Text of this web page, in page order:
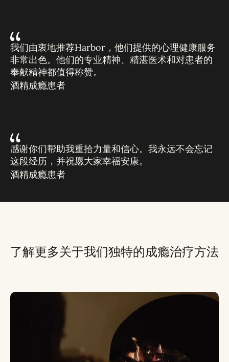
我们由衷地推荐Harbor，他们提供的心理健康服务
非常出色。他们的专业精神、精湛医术和对患者的
奉献精神都值得称赞。
酒精成瘾患者
感谢你们帮助我重拾力量和信心。我永远不会忘记
这段经历，并祝愿大家幸福安康。
酒精成瘾患者
了解更多关于我们独特的成瘾治疗方法